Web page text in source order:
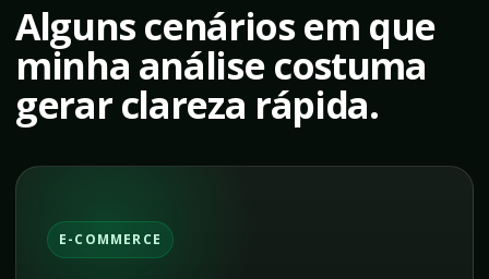
Alguns cenários em que
minha análise costuma
gerar clareza rápida.
E-COMMERCE